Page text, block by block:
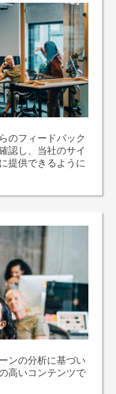
のフィードバック
認し、当社のサイ
提供できるように
ンの分析に基づい
高いコンテンツで